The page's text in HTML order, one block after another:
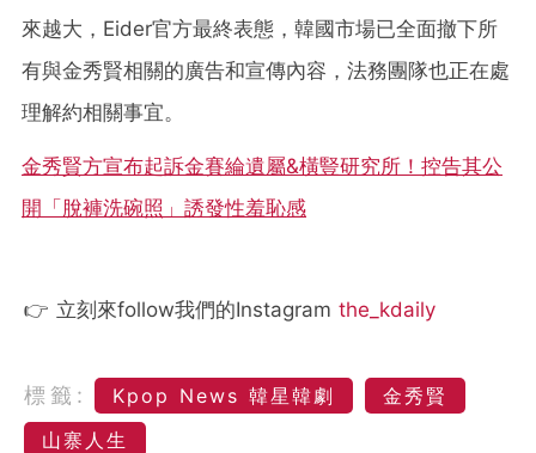
來越大，Eider官方最終表態，韓國市場已全面撤下所
有與金秀賢相關的廣告和宣傳內容，法務團隊也正在處
理解約相關事宜。
金秀賢方宣布起訴金賽綸遺屬&橫豎研究所！控告其公
開「脫褲洗碗照」誘發性羞恥感
👉 立刻來follow我們的Instagram the_kdaily
標籤: Kpop News 韓星韓劇
金秀賢
山寨人生